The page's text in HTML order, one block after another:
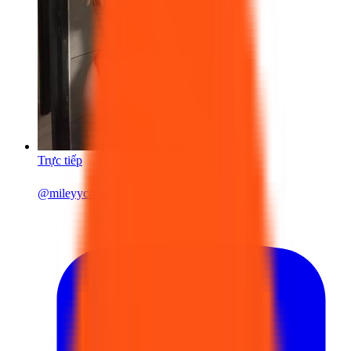
Trực tiếp
@mileyycarter